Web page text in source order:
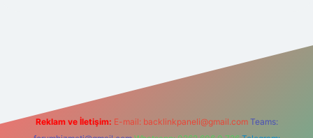
elexbetgiris.org
Reklam ve İletişim: E-mail: backlinkpaneli@gmail.com Teams: